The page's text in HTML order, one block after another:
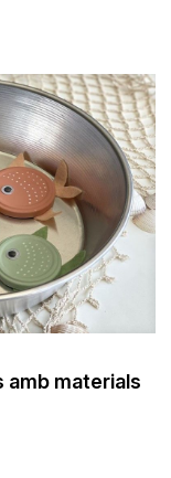
amb materials